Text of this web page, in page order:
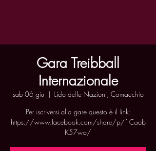
Gara Treibball
Internazionale
sab 06 giu
  |
Lido delle Nazioni, Comacchio
Per iscriversi alla gare questo è il link:
https://www.facebook.com/share/p/1Caob
K57wo/